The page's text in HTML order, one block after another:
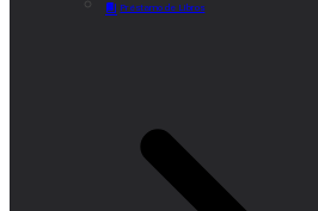
Préstamo de Libros